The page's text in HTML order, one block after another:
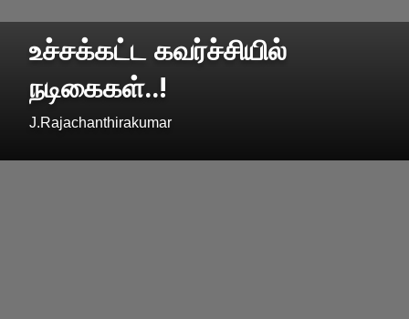
உச்சக்கட்ட கவர்ச்சியில்
நடிகைகள்..!
J.Rajachanthirakumar